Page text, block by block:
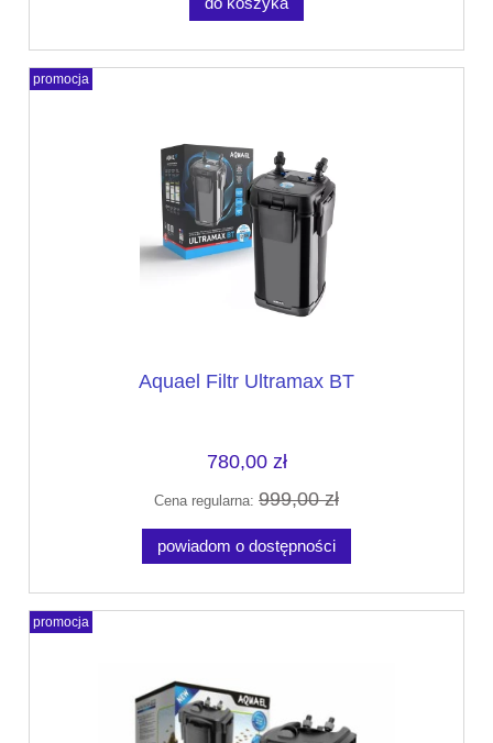
Aquael Filtr Ultramax BT
780,00 zł
Cena regularna: 999,00 zł
powiadom o dostępności
promocja
promocja